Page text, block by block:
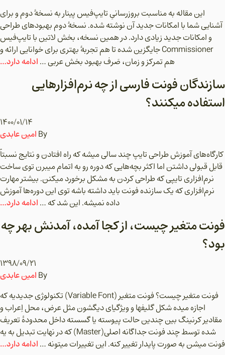
این مقاله به مناسبت بروزرسانیِ تایپ‌فیس پینار به نسخۀ دوم و برای
آشنایی شما با امکانات جدید آن نوشته شده. نسخۀ دوم بهبودهای طراحی
و امکانات جدید زیادی دارد. در همین نسخه، بخش لاتین با تایپ‌فیس
Commissioner جایگزین شده تا هم تجربۀ بهتری برای خوانایی ارائه و
هم تمرکز و زمان، صَرف بهبود بخش عربی …ادامه دارد…
سازندگان فونت فارسی از چه نرم‌افزارهایی
استفاده میکنند؟
۱۴۰۰/۰۱/۱۴
Byامین عابدی
کارگاه‌های آموزش طراحی تایپ چند سالی میشه که راه افتادن و نتایج نسبتاً
قابل قبولی داشتن اما اکثر بچه‌هایی که دوره رو به اتمام میبرن توی ساخت
نرم‌افزاری تایپی که طراحی کردن به مشکل برخورد میکنن. بیشتر مهارت
نرم‌افزاری که یک سازنده فونت باید داشته باشه توی این دوره‌ها آموزش
داده نمیشه. این شد که …ادامه دارد…
فونت متغیر چیست، از کجا آمده، آمدنش بهر چه
بود؟
۱۳۹۸/۰۹/۲۱
Byامین عابدی
فونت متغیر چیست؟ فونت متغیر (Variable Font) تکنولوژی جدیدیه که
اجازه میده شکل گلیفها و ویژگیای دیگشون مثل عرض، محل اِعراب و
مقادیر کرنینگ بین چندین حالت پیوسته یا گسسته داخل محدودۀ تعریف
شده توسط چند فونت جداگانه اصلی(Master) که در نهایت تبدیل به یه
فونت میشن به صورت پایدار تغییر کنه. این تغییرات میتونه …ادامه دارد…